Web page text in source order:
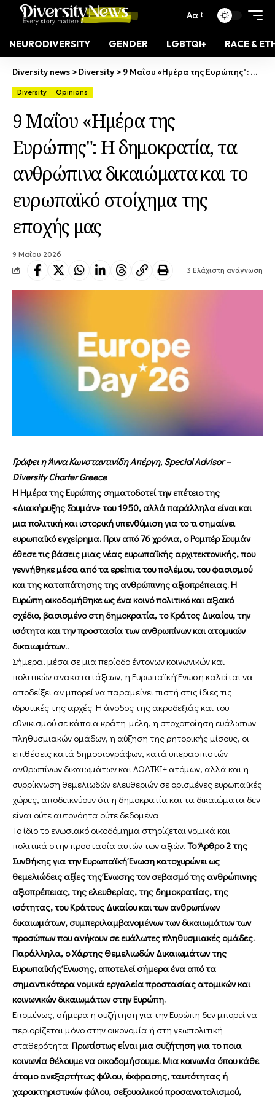
Αα
NEURODIVERSITY GENDER LGBTQI+ RACE &
Diversity news > Diversity > 9 Μαΐου «Ημέρα της Ευρώπης": Η δημοκρατία, τα ανθρώπινα δικαιώματα και το ευρωπαϊκό στοίχημα της εποχής μας
Diversity Opinions
9 Μαΐου «Ημέρα της
Ευρώπης": Η δημοκρατία, τα
ανθρώπινα δικαιώματα και το
ευρωπαϊκό στοίχημα της
εποχής μας
9 Μαΐου 2026
3 Ελάχιστη ανάγνωση
Γράφει η Άννα Κωνσταντινίδη Απέργη, Special Advisor –
Diversity Charter Greece
Η Ημέρα της Ευρώπης σηματοδοτεί την επέτειο της
«Διακήρυξης Σουμάν» του 1950, αλλά παράλληλα είναι και
μια πολιτική και ιστορική υπενθύμιση για το τι σημαίνει
ευρωπαϊκό εγχείρημα. Πριν από 76 χρόνια, ο Ρομπέρ Σουμάν
έθεσε τις βάσεις μιας νέας ευρωπαϊκής αρχιτεκτονικής, που
γεννήθηκε μέσα από τα ερείπια του πολέμου, του φασισμού
και της καταπάτησης της ανθρώπινης αξιοπρέπειας. Η
Ευρώπη οικοδομήθηκε ως ένα κοινό πολιτικό και αξιακό
σχέδιο, βασισμένο στη δημοκρατία, το Κράτος Δικαίου, την
ισότητα και την προστασία των ανθρωπίνων και ατομικών
δικαιωμάτων..
Σήμερα, μέσα σε μια περίοδο έντονων κοινωνικών και
πολιτικών ανακατατάξεων, η Ευρωπαϊκή Ένωση καλείται να
αποδείξει αν μπορεί να παραμείνει πιστή στις ίδιες τις
ιδρυτικές της αρχές. Η άνοδος της ακροδεξιάς και του
εθνικισμού σε κάποια κράτη-μέλη, η στοχοποίηση ευάλωτων
πληθυσμιακών ομάδων, η αύξηση της ρητορικής μίσους, οι
επιθέσεις κατά δημοσιογράφων, κατά υπερασπιστών
ανθρωπίνων δικαιωμάτων και ΛΟΑΤΚΙ+ ατόμων, αλλά και η
συρρίκνωση θεμελιωδών ελευθεριών σε ορισμένες ευρωπαϊκές
χώρες, αποδεικνύουν ότι η δημοκρατία και τα δικαιώματα δεν
είναι ούτε αυτονόητα ούτε δεδομένα.
Το ίδιο το ενωσιακό οικοδόμημα στηρίζεται νομικά και
πολιτικά στην προστασία αυτών των αξιών. Το Άρθρο 2 της
Συνθήκης για την Ευρωπαϊκή Ένωση κατοχυρώνει ως
θεμελιώδεις αξίες της Ένωσης τον σεβασμό της ανθρώπινης
αξιοπρέπειας, της ελευθερίας, της δημοκρατίας, της
ισότητας, του Κράτους Δικαίου και των ανθρωπίνων
δικαιωμάτων, συμπεριλαμβανομένων των δικαιωμάτων των
προσώπων που ανήκουν σε ευάλωτες πληθυσμιακές ομάδες.
Παράλληλα, ο Χάρτης Θεμελιωδών Δικαιωμάτων της
Ευρωπαϊκής Ένωσης, αποτελεί σήμερα ένα από τα
σημαντικότερα νομικά εργαλεία προστασίας ατομικών και
κοινωνικών δικαιωμάτων στην Ευρώπη.
Επομένως, σήμερα η συζήτηση για την Ευρώπη δεν μπορεί να
περιορίζεται μόνο στην οικονομία ή στη γεωπολιτική
σταθερότητα. Πρωτίστως είναι μια συζήτηση για το ποια
κοινωνία θέλουμε να οικοδομήσουμε. Μια κοινωνία όπου κάθε
άτομο ανεξαρτήτως φύλου, έκφρασης, ταυτότητας ή
χαρακτηριστικών φύλου, σεξουαλικού προσανατολισμού,